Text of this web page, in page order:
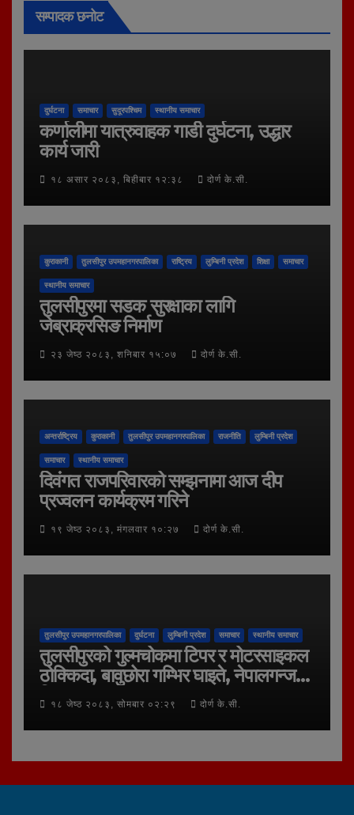
सम्पादक छनोट
दुर्घटना समाचार सुदूरपश्चिम स्थानीय समाचार
कर्णालीमा यात्रुवाहक गाडी दुर्घटना, उद्धार
कार्य जारी
१८ असार २०८३, बिहीबार १२:३८ दोर्ण के.सी.
कुराकानी तुलसीपुर उपमहानगरपालिका राष्ट्रिय लुम्बिनी प्रदेश शिक्षा समाचार
स्थानीय समाचार
तुलसीपुरमा सडक सुरक्षाका लागि
जेब्राक्रसिङ निर्माण
२३ जेष्ठ २०८३, शनिबार १५:०७ दोर्ण के.सी.
अन्तर्राष्ट्रिय कुराकानी तुलसीपुर उपमहानगरपालिका राजनीति लुम्बिनी प्रदेश
समाचार स्थानीय समाचार
दिवंगत राजपरिवारको सम्झनामा आज दीप
प्रज्वलन कार्यक्रम गरिने
१९ जेष्ठ २०८३, मंगलवार १०:२७ दोर्ण के.सी.
तुलसीपुर उपमहानगरपालिका दुर्घटना लुम्बिनी प्रदेश समाचार स्थानीय समाचार
तुलसीपुरको गुल्मचोकमा टिपर र मोटरसाइकल
ठोक्किदा, बावुछोरा गम्भिर घाइते, नेपालगन्ज
रिफर
१८ जेष्ठ २०८३, सोमबार ०२:२९ दोर्ण के.सी.